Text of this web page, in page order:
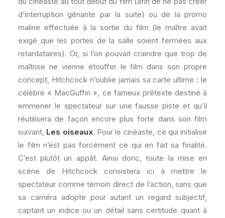
d’interruption gênante par la suite) ou de la promo
maline effectuée à la sortie du film (le maître avait
exigé que les portes de la salle soient fermées aux
retardataires). Or, si l’on pouvait craindre que trop de
maîtrise ne vienne étouffer le film dans son propre
concept, Hitchcock n’oublie jamais sa carte ultime : le
célèbre « MacGuffin », ce fameux prétexte destiné à
emmener le spectateur sur une fausse piste et qu’il
réutilisera de façon encore plus forte dans son film
suivant, Les oiseaux. Pour le cinéaste, ce qui initialise
le film n’est pas forcément ce qui en fait sa finalité.
C’est plutôt un appât. Ainsi donc, toute la mise en
scène de Hitchcock consistera ici à mettre le
spectateur comme témoin direct de l’action, sans que
sa caméra adopte pour autant un regard subjectif,
captant un indice ou un détail sans certitude quant à